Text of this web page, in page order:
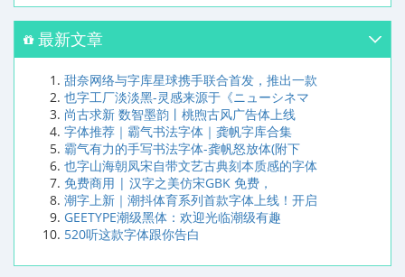
最新文章
甜奈网络与字库星球携手联合首发，推出一款
也字工厂淡淡黑-灵感来源于《ニューシネマ
尚古求新 数智墨韵丨桃煦古风广告体上线
字体推荐｜霸气书法字体｜龚帆字库合集
霸气有力的手写书法字体-龚帆怒放体(附下
也字山海朝凤宋自带文艺古典刻本质感的字体
免费商用 | 汉字之美仿宋GBK 免费，
潮字上新｜潮抖体育系列首款字体上线！开启
GEETYPE潮级黑体：欢迎光临潮级有趣
520听这款字体跟你告白